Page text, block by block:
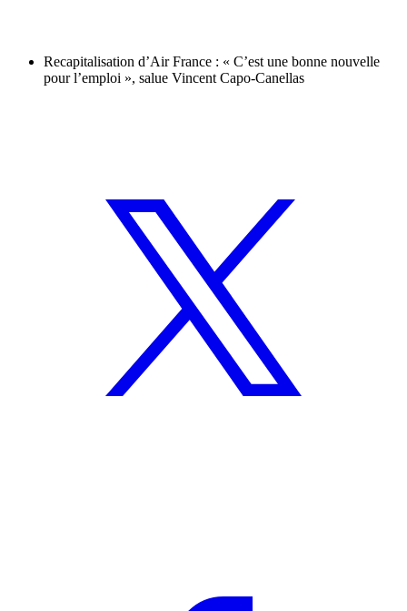
Recapitalisation d’Air France : « C’est une bonne nouvelle
pour l’emploi », salue Vincent Capo-Canellas